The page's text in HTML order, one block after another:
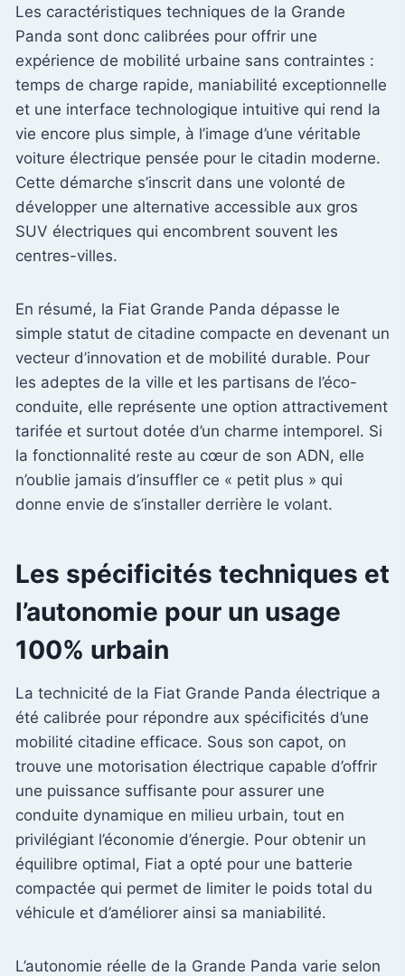
Les caractéristiques techniques de la Grande
Panda sont donc calibrées pour offrir une
expérience de mobilité urbaine sans contraintes :
temps de charge rapide, maniabilité exceptionnelle
et une interface technologique intuitive qui rend la
vie encore plus simple, à l’image d’une véritable
voiture électrique pensée pour le citadin moderne.
Cette démarche s’inscrit dans une volonté de
développer une alternative accessible aux gros
SUV électriques qui encombrent souvent les
centres-villes.
En résumé, la Fiat Grande Panda dépasse le
simple statut de citadine compacte en devenant un
vecteur d’innovation et de mobilité durable. Pour
les adeptes de la ville et les partisans de l’éco-
conduite, elle représente une option attractivement
tarifée et surtout dotée d’un charme intemporel. Si
la fonctionnalité reste au cœur de son ADN, elle
n’oublie jamais d’insuffler ce « petit plus » qui
donne envie de s’installer derrière le volant.
Les spécificités techniques et
l’autonomie pour un usage
100% urbain
La technicité de la Fiat Grande Panda électrique a
été calibrée pour répondre aux spécificités d’une
mobilité citadine efficace. Sous son capot, on
trouve une motorisation électrique capable d’offrir
une puissance suffisante pour assurer une
conduite dynamique en milieu urbain, tout en
privilégiant l’économie d’énergie. Pour obtenir un
équilibre optimal, Fiat a opté pour une batterie
compactée qui permet de limiter le poids total du
véhicule et d’améliorer ainsi sa maniabilité.
L’autonomie réelle de la Grande Panda varie selon